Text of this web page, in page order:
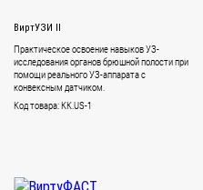
ВиртУЗИ II
Практическое освоение навыков УЗ-
исследования органов брюшной полости при
помощи реального УЗ-аппарата с
конвексным датчиком.
Код товара: KK.US-1